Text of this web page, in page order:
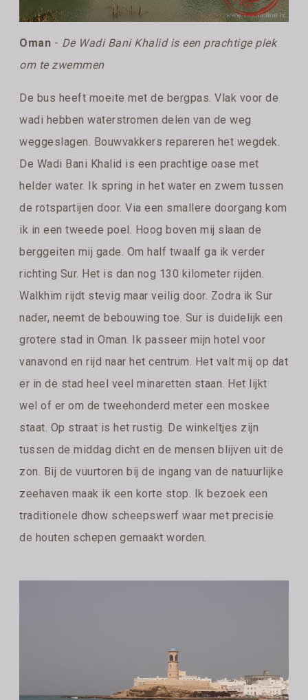
Oman - De Wadi Bani Khalid is een prachtige plek
om te zwemmen
De bus heeft moeite met de bergpas. Vlak voor de
wadi hebben waterstromen delen van de weg
weggeslagen. Bouwvakkers repareren het wegdek.
De Wadi Bani Khalid is een prachtige oase met
helder water. Ik spring in het water en zwem tussen
de rotspartijen door. Via een smallere doorgang kom
ik in een tweede poel. Hoog boven mij slaan de
berggeiten mij gade. Om half twaalf ga ik verder
richting Sur. Het is dan nog 130 kilometer rijden.
Walkhim rijdt stevig maar veilig door. Zodra ik Sur
nader, neemt de bebouwing toe. Sur is duidelijk een
grotere stad in Oman. Ik passeer mijn hotel voor
vanavond en rijd naar het centrum. Het valt mij op dat
er in de stad heel veel minaretten staan. Het lijkt
wel of er om de tweehonderd meter een moskee
staat. Op straat is het rustig. De winkeltjes zijn
tussen de middag dicht en de mensen blijven uit de
zon. Bij de vuurtoren bij de ingang van de natuurlijke
zeehaven maak ik een korte stop. Ik bezoek een
traditionele dhow scheepswerf waar met precisie
de houten schepen gemaakt worden.